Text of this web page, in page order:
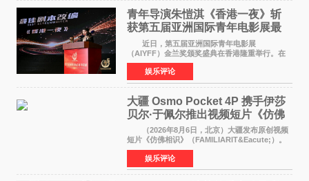
青年导演朱愷淇《香港一夜》斩
获第五届亚洲国际青年电影展最
佳剧本改编奖
近日，第五届亚洲国际青年电影展
（AIYFF）金兰奖颁奖盛典在香港隆重举行。在
这场汇聚数百位海内外电影人、文化界人士及媒
体代表的亚洲青年影视盛会上，香港本土电影
《香港一夜》（Dawn in Ho
娱乐评论
大疆 Osmo Pocket 4P 携手伊莎
贝尔·于佩尔推出视频短片《仿佛
相识》
（2026年8月6日，北京）大疆发布原创视频
短片《仿佛相识》（FAMILIARIT&Eacute;）。
视频短片由戛纳国际电影节最佳女演员伊莎贝尔·
于佩尔（Isabelle Huppert）主演，全程使用大
疆首款双主摄口
娱乐评论